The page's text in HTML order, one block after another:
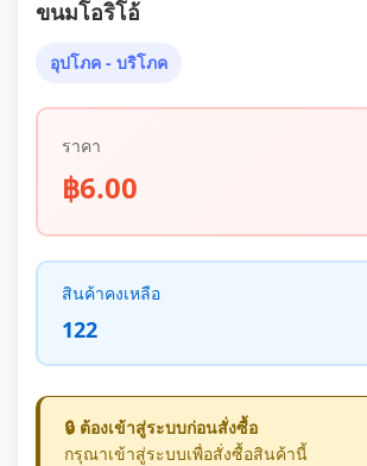
ขนมโอริโอ้
อุปโภค - บริโภค
ราคา
฿6.00
สินค้าคงเหลือ
122
🔒 ต้องเข้าสู่ระบบก่อนสั่งซื้อ
กรุณาเข้าสู่ระบบเพื่อสั่งซื้อสินค้านี้